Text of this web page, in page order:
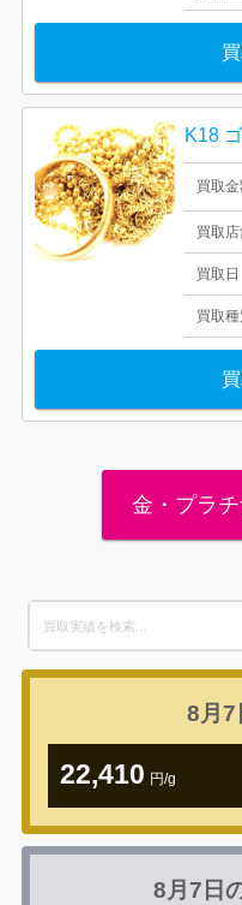
買取
買取
買取日
買取種
金・プラ
for:
8月7
22,410 円/g
8月7日